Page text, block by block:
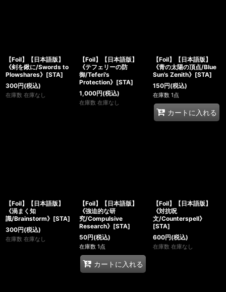
【Foil】【日本語版】
《剣を鍬に/Swords to
Plowshares》[STA]
300円(税込)
在庫数 在庫なし
【Foil】【日本語版】
《テフェリーの防
御/Teferi's
Protection》[STA]
1,000円(税込)
在庫数 在庫なし
【Foil】【日本語版】
《青の太陽の頂点/Blue
Sun's Zenith》[STA]
150円(税込)
在庫数 1点
カートに入れる
【Foil】【日本語版】
《渦まく知
識/Brainstorm》[STA]
300円(税込)
在庫数 在庫なし
【Foil】【日本語版】
《強迫的な研
究/Compulsive
Research》[STA]
50円(税込)
在庫数 1点
カートに入れる
【Foil】【日本語版】
《対抗呪
文/Counterspell》
[STA]
600円(税込)
在庫数 在庫なし